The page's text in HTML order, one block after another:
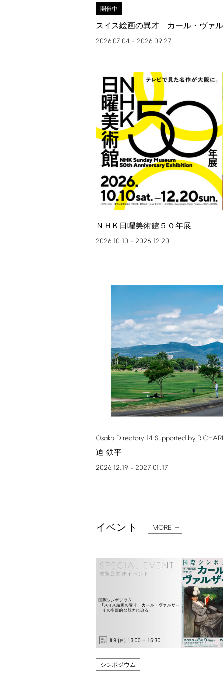
開催中
スイス絵画の異才 カール・ヴァ
2026.07.04 – 2026.09.27
ＮＨＫ日曜美術館５０年展
2026.10.10 – 2026.12.20
Osaka Directory 14 Supported by
迫 鉄平
2026.12.19 – 2027.01.17
イベント MORE
シンポジウム